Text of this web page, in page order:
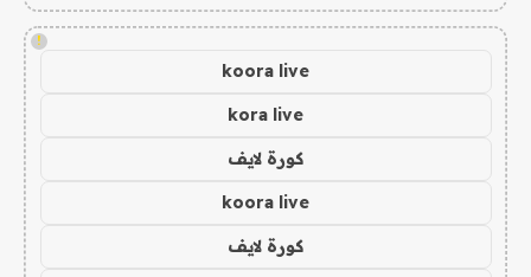
!
koora live
kora live
كورة لايف
koora live
كورة لايف